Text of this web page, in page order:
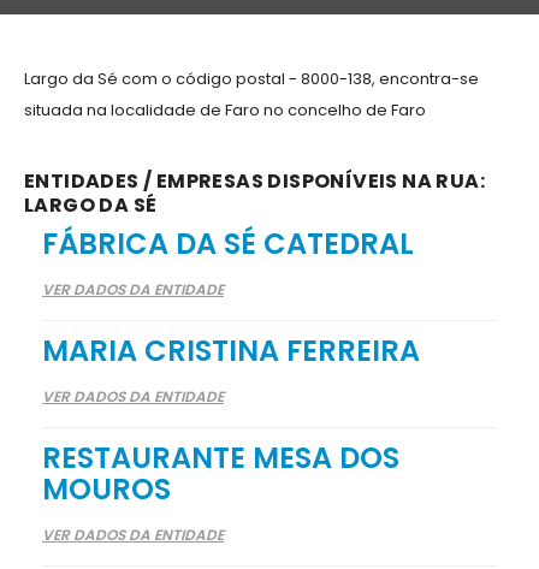
Largo da Sé com o código postal - 8000-138, encontra-se
situada na localidade de Faro no concelho de Faro
ENTIDADES / EMPRESAS DISPONÍVEIS NA RUA:
LARGO DA SÉ
FÁBRICA DA SÉ CATEDRAL
VER DADOS DA ENTIDADE
MARIA CRISTINA FERREIRA
VER DADOS DA ENTIDADE
RESTAURANTE MESA DOS
MOUROS
VER DADOS DA ENTIDADE